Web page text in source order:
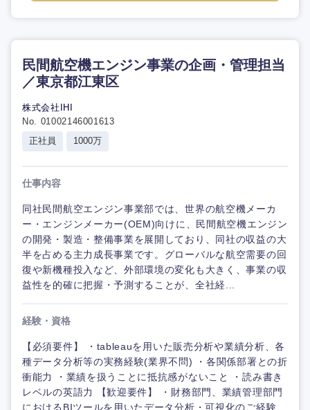
民間航空機エンジン事業の企画・管理担当
／東京都江東区
株式会社IHI
No. 01002146001613
正社員
1000万
仕事内容
同社民間航空エンジン事業部では、世界の航空機メーカ
ー・エンジンメーカー(OEM)向けに、民間航空機エンジン
の開発・製造・整備事業を展開しており、同社の収益の大
半を占める主力成長事業です。グローバルな航空需要の回
復や新機種投入など、外部環境の変化も大きく、事業の収
益性を的確に把握・予測することが、全社経...
経験・資格
【必須要件】 ・tableauを用いた販売分析や業績分析、各
種データ分析等の実務経験(業界不問) ・各関係部署との折
衝能力 ・業績を扱うことに抵抗感がないこと ・読み書き
レベルの英語力 【歓迎要件】 ・財務部門、業績管理部門
におけるBIツールを用いたデータ分析・可視化のご経験